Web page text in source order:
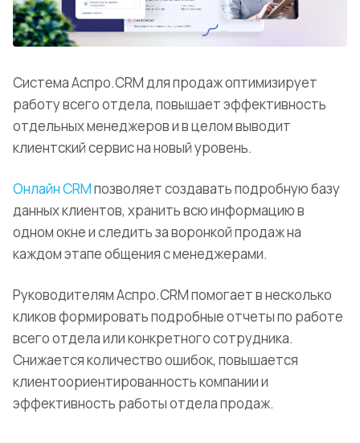
Система Аспро.CRM для продаж оптимизирует
работу всего отдела, повышает эффективность
отдельных менеджеров и в целом выводит
клиентский сервис на новый уровень.
Онлайн CRMпозволяет создавать подробную базу
данных клиентов, хранить всю информацию в
одном окне и следить за воронкой продаж на
каждом этапе общения с менеджерами.
Руководителям Аспро.CRM помогает в несколько
кликов формировать подробные отчеты по работе
всего отдела или конкретного сотрудника.
Снижается количество ошибок, повышается
клиентоориентированность компании и
эффективность работы отдела продаж.